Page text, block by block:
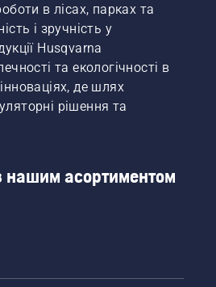
в лісах, парках та
і зручність у
Husqvarna
та екологічності в
де шлях
рішення та
нашим асортиментом